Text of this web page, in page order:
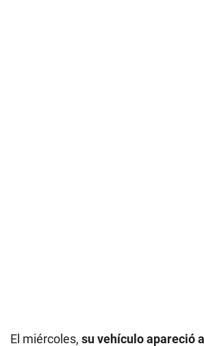
El miércoles, su vehículo apareció